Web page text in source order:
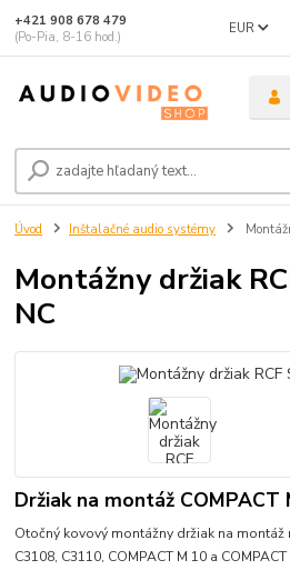
EUR
+421 908 678 479
(Po-Pia, 8-16 hod.)
Úvod Inštalačné audio systémy
Montážny držiak
NC
Držiak na montáž
Otočný kovový montážny držiak na
C3108, C3110, COMPACT M 10 a